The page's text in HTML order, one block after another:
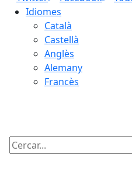
Idiomes
Català
Castellà
Anglès
Alemany
Francès
Cercar: